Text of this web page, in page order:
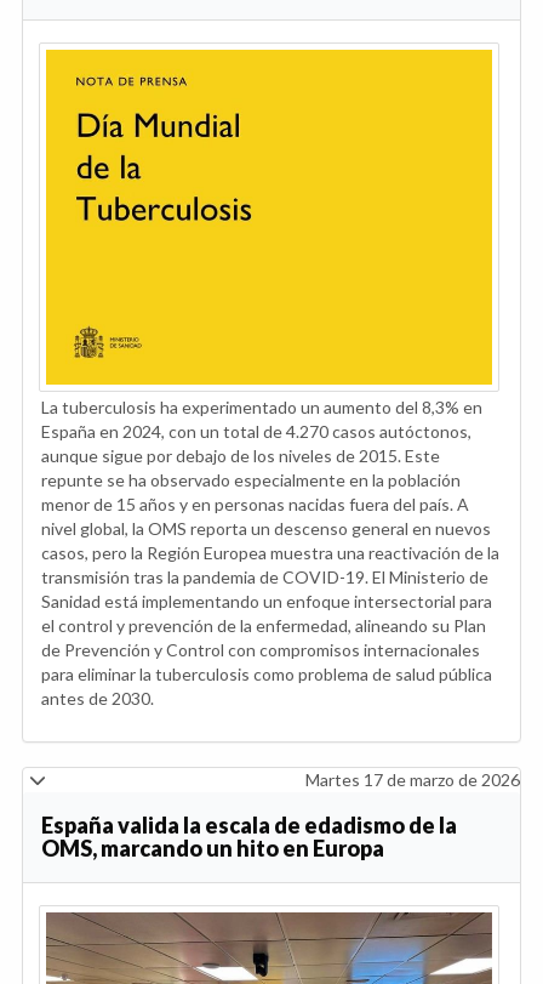
La tuberculosis ha experimentado un aumento del 8,3% en
España en 2024, con un total de 4.270 casos autóctonos,
aunque sigue por debajo de los niveles de 2015. Este
repunte se ha observado especialmente en la población
menor de 15 años y en personas nacidas fuera del país. A
nivel global, la OMS reporta un descenso general en nuevos
casos, pero la Región Europea muestra una reactivación de la
transmisión tras la pandemia de COVID-19. El Ministerio de
Sanidad está implementando un enfoque intersectorial para
el control y prevención de la enfermedad, alineando su Plan
de Prevención y Control con compromisos internacionales
para eliminar la tuberculosis como problema de salud pública
antes de 2030.
Martes 17 de marzo de 2026
España valida la escala de edadismo de la
OMS, marcando un hito en Europa